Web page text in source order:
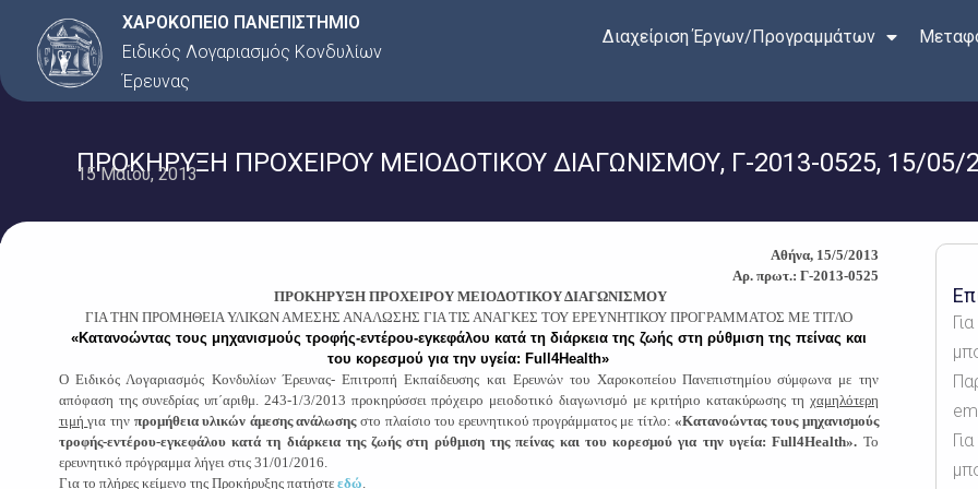
Μετάβαση
περιεχόμενο
ΧΑΡΟΚΟΠΕΙΟ ΠΑΝΕΠΙΣΤΗΜΙΟ
Ειδικός Λογαριασμός Κονδυλίων
Έρευνας
Διαχείριση Έργων/Προγραμμάτων
ΠΡΟΚΗΡΥΞΗ ΠΡΟΧΕΙΡΟΥ ΜΕΙΟΔΟΤΙΚΟΥ ΔΙΑΓΩΝΙΣΜΟΥ, Γ-2013-0525, 15/05/
15 Μαΐου, 2013
Αθήνα, 15/5/2013
Αρ. πρωτ.: Γ-2013-0525
ΠΡΟΚΗΡΥΞΗ ΠΡΟΧΕΙΡΟΥ ΜΕΙΟΔΟΤΙΚΟΥ ΔΙΑΓΩΝΙΣΜΟΥ
ΓΙΑ ΤΗΝ ΠΡΟΜΗΘΕΙΑ ΥΛΙΚΩΝ ΑΜΕΣΗΣ ΑΝΑΛΩΣΗΣ ΓΙΑ ΤΙΣ ΑΝΑΓΚΕΣ ΤΟΥ ΕΡΕΥΝΗΤΙΚΟΥ ΠΡΟΓΡΑΜΜΑΤΟΣ ΜΕ ΤΙΤΛΟ
«Κατανοώντας τους μηχανισμούς τροφής-εντέρου-εγκεφάλου κατά τη διάρκεια της ζωής στη ρύθμιση της πείνας και
του κορεσμού για την υγεία: Full4Health»
Ο Ειδικός Λογαριασμός Κονδυλίων Έρευνας- Επιτροπή Εκπαίδευσης και Ερευνών του Χαροκοπείου Πανεπιστημίου σύμφωνα με την
απόφαση της συνεδρίας υπ΄αριθμ. 243-1/3/2013 προκηρύσσει πρόχειρο μειοδοτικό διαγωνισμό με κριτήριο κατακύρωσης τη χαμηλότερη
τιμήγια την προμήθεια υλικών άμεσης ανάλωσηςστο πλαίσιο του ερευνητικού προγράμματος με τίτλο:«Κατανοώντας τους μηχανισμούς
τροφής-εντέρου-εγκεφάλου κατά τη διάρκεια της ζωής στη ρύθμιση της πείνας και του κορεσμού για την υγεία: Full4Health». Το
ερευνητικό πρόγραμμα λήγει στις 31/01/2016.
Για το πλήρες κείμενο της Προκήρυξης πατήστε εδώ.